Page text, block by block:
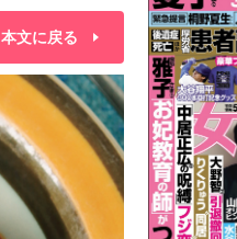
本文に戻る